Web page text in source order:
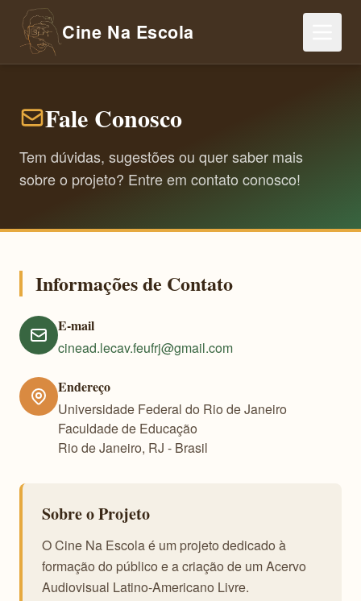
Cine Na Escola
Fale Conosco
Tem dúvidas, sugestões ou quer saber mais
sobre o projeto? Entre em contato conosco!
Informações de Contato
E-mail
cinead.lecav.feufrj@gmail.com
Endereço
Universidade Federal do Rio de Janeiro
Faculdade de Educação
Rio de Janeiro, RJ - Brasil
Sobre o Projeto
O Cine Na Escola é um projeto dedicado à
formação do público e a criação de um Acervo
Audiovisual Latino-Americano Livre.